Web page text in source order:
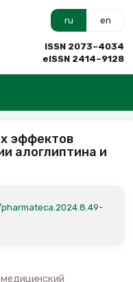
ru en
ISSN 2073–4034
eISSN 2414–9128
эффектов
алоглиптина и